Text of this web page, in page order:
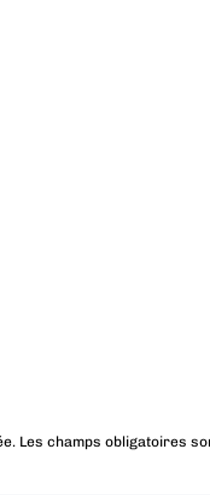
Les champs obligatoires